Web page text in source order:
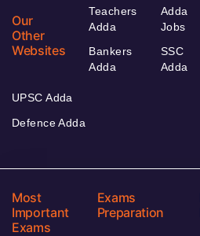
Our
Other
Websites
Teachers
Adda
Bankers
Adda
Adda
Jobs
SSC
Adda
UPSC Adda
Defence Adda
Most
Important
Exams
Exams
Preparation